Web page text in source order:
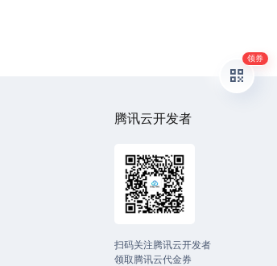
腾讯云开发者
扫码关注腾讯云开发者
领取腾讯云代金券
领券